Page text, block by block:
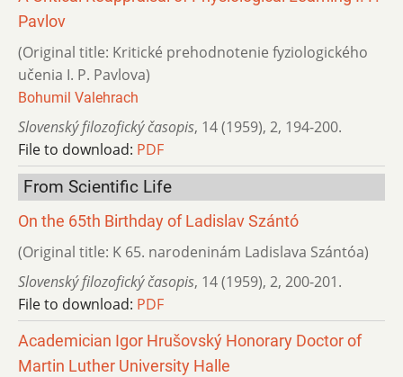
Pavlov
(Original title: Kritické prehodnotenie fyziologického
učenia I. P. Pavlova)
Bohumil Valehrach
Slovenský filozofický časopis, 14 (1959), 2, 194-200.
File to download: PDF
From Scientific Life
On the 65th Birthday of Ladislav Szántó
(Original title: K 65. narodeninám Ladislava Szántóa)
Slovenský filozofický časopis, 14 (1959), 2, 200-201.
File to download: PDF
Academician Igor Hrušovský Honorary Doctor of
Martin Luther University Halle